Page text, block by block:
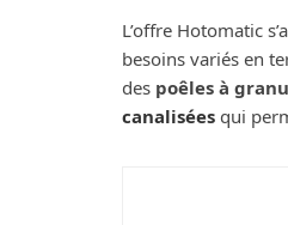
L’offre Hotomatic
besoins variés en
des poêles à
canalisées qui